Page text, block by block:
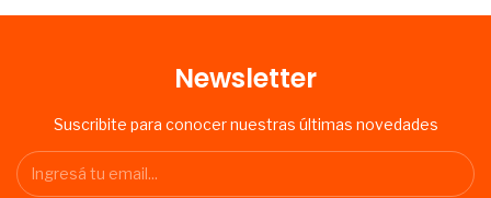
Newsletter
Suscribite para conocer nuestras últimas novedades